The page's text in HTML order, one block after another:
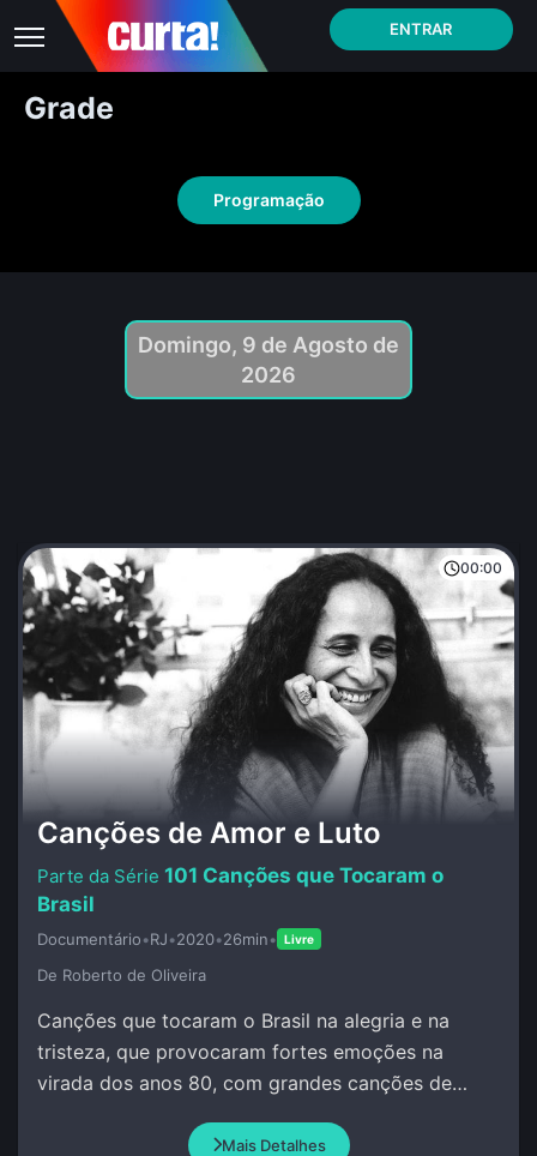
ENTRAR
Grade
Programação
Domingo, 9 de Agosto de
2026
00:00
Canções de Amor e Luto
101 Canções que Tocaram o
Brasil
Documentário•RJ•2020•26min• Livre
De Roberto de Oliveira
Canções que tocaram o Brasil na alegria e na
tristeza, que provocaram fortes emoções na
virada dos anos 80, com grandes canções de
Mais Detalhes